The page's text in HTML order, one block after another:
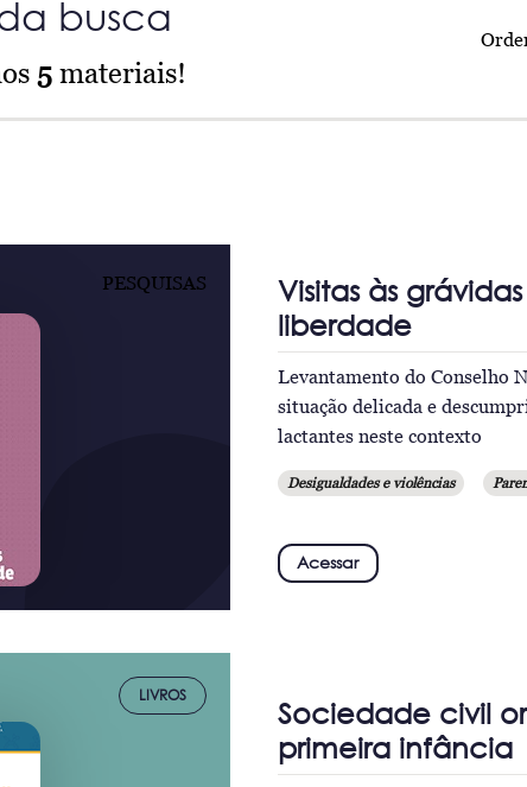
busca
5materiais!
PESQUISAS
Visitas às
liberdade
Levantamento do Conselho
situação delicada e
lactantes neste contexto
Desigualdades e violências
Acessar
LIVROS
Sociedade civil
primeira infância